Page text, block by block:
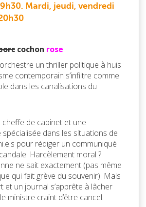
Mardi, jeudi, vendredi
cochon rose
un thriller politique à huis
contemporain s’infiltre comme
dans les canalisations du
cheffe de cabinet et une
dans les situations de
pour rédiger un communiqué
Harcèlement moral ?
ne sait exactement (pas même
qui fait grève du souvenir). Mais
et un journal s’apprête à lâcher
ministre craint d’être cancel.